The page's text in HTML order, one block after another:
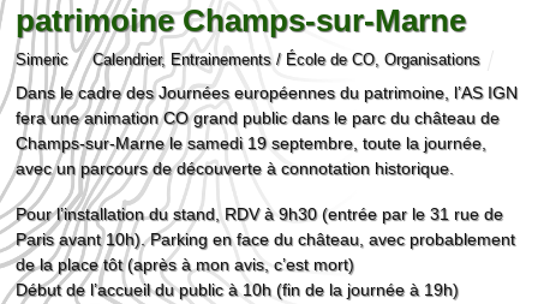
patrimoine Champs-sur-Marne
Simeric Calendrier, Entrainements / École de CO,Organisations
Dans le cadre des Journées européennes du patrimoine, l’AS IGN
fera une animation CO grand public dans le parc du château de
Champs-sur-Marne le samedi 19 septembre, toute la journée,
avec un parcours de découverte à connotation historique.
Pour l’installation du stand, RDV à 9h30 (entrée par le 31 rue de
Paris avant 10h). Parking en face du château, avec probablement
de la place tôt (après à mon avis, c’est mort)
Début de l’accueil du public à 10h (fin de la journée à 19h)